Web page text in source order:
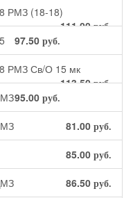
РМЗ (18-18)
111.00руб.
97.50 руб.
РМЗ Св/О 15 мк
113.50руб.
95.00 руб.
81.00 руб.
85.00 руб.
86.50 руб.